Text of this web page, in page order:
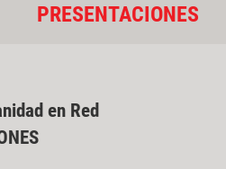
PRESENTACIONES
en Red